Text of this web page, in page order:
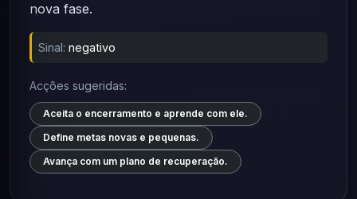
nova fase.
Sinal: negativo
Acções sugeridas:
Aceita o encerramento e aprende com ele.
Define metas novas e pequenas.
Avança com um plano de recuperação.